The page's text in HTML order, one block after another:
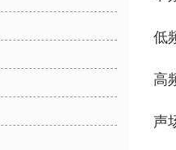
低
高
声